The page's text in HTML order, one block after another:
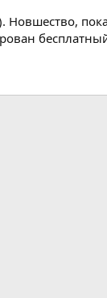
Новшество,